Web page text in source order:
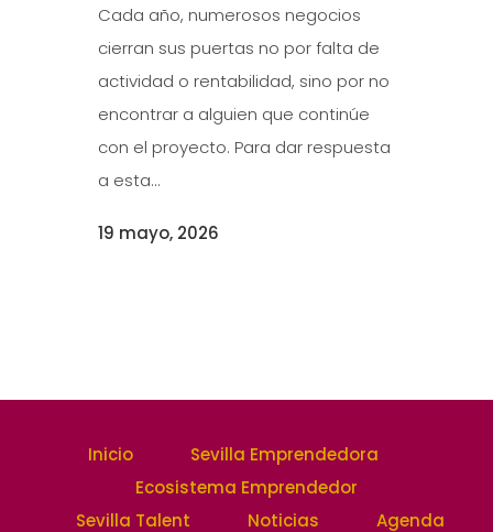
Cada año, numerosos negocios
cierran sus puertas no por falta de
actividad o rentabilidad, sino por no
encontrar a alguien que continúe
con el proyecto. Para dar respuesta
a esta...
19 mayo, 2026
Inicio
Sevilla Emprendedora
Ecosistema Emprendedor
Sevilla Talent
Noticias Agenda